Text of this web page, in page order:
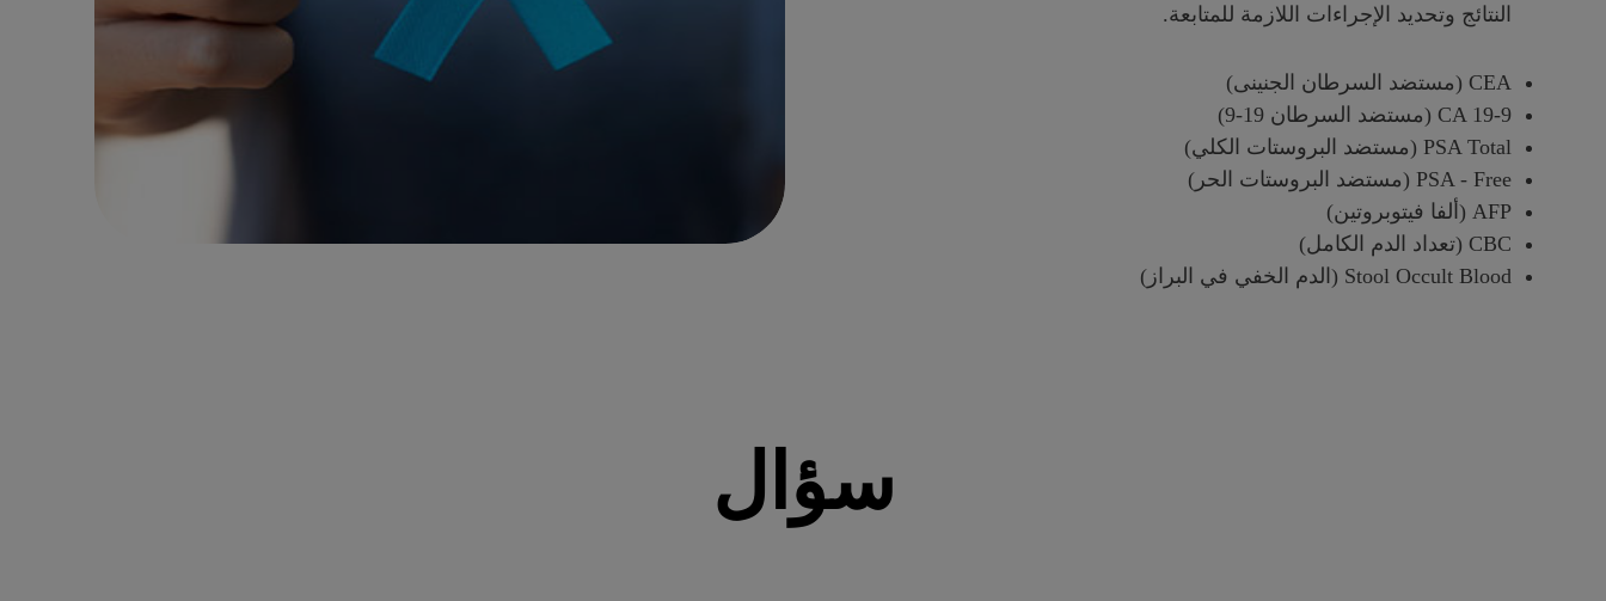
النتائج وتحديد الإجراءات اللازمة للمتابعة.
CEA (مستضد السرطان الجنينى)
CA 19-9 (مستضد السرطان 19-9)
PSA Total (مستضد البروستات الكلي)
PSA - Free (مستضد البروستات الحر)
AFP (ألفا فيتوبروتين)
CBC (تعداد الدم الكامل)
Stool Occult Blood (الدم الخفي في البراز)
سؤال